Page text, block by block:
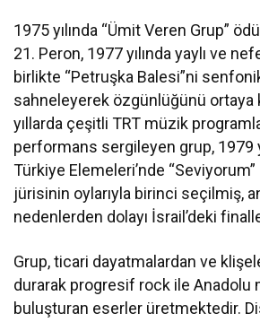
1975 yılında “Ümit Veren Grup”
21. Peron, 1977 yılında yaylı ve
birlikte “Petruşka Balesi”ni
sahneleyerek özgünlüğünü ortaya
yıllarda çeşitli TRT müzik
performans sergileyen grup, 1979
Türkiye Elemeleri’nde “Seviyorum”
jürisinin oylarıyla birinci seçilmiş,
nedenlerden dolayı İsrail’deki
Grup, ticari dayatmalardan ve
durarak progresif rock ile Anadolu
buluşturan eserler üretmektedir.